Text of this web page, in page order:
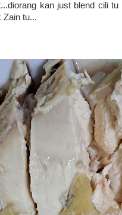
kan just blend cili
Zain tu...